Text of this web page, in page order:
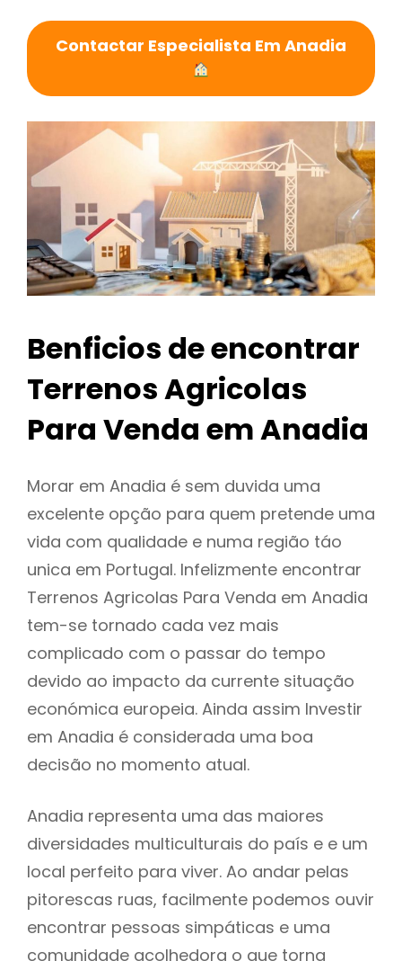
Contactar Especialista Em Anadia
Benficios de encontrar
Terrenos Agricolas
Para Venda em Anadia
Morar em Anadia é sem duvida uma
excelente opção para quem pretende uma
vida com qualidade e numa região táo
unica em Portugal. Infelizmente encontrar
Terrenos Agricolas Para Venda em Anadia
tem-se tornado cada vez mais
complicado com o passar do tempo
devido ao impacto da currente situação
económica europeia. Ainda assim Investir
em Anadia é considerada uma boa
decisão no momento atual.
Anadia representa uma das maiores
diversidades multiculturais do país e e um
local perfeito para viver. Ao andar pelas
pitorescas ruas, facilmente podemos ouvir
encontrar pessoas simpáticas e uma
comunidade acolhedora o que torna